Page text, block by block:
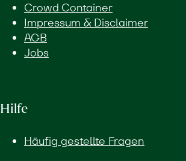
Crowd Container
Impressum & Disclaimer
AGB
Jobs
Hilfe
Häufig gestellte Fragen